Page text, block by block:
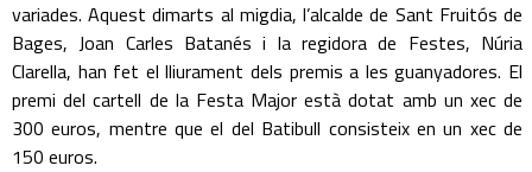
variades. Aquest dimarts al migdia, l’alcalde de Sant Fruitós de
Bages, Joan Carles Batanés i la regidora de Festes, Núria
Clarella, han fet el lliurament dels premis a les guanyadores. El
premi del cartell de la Festa Major està dotat amb un xec de
300 euros, mentre que el del Batibull consisteix en un xec de
150 euros.